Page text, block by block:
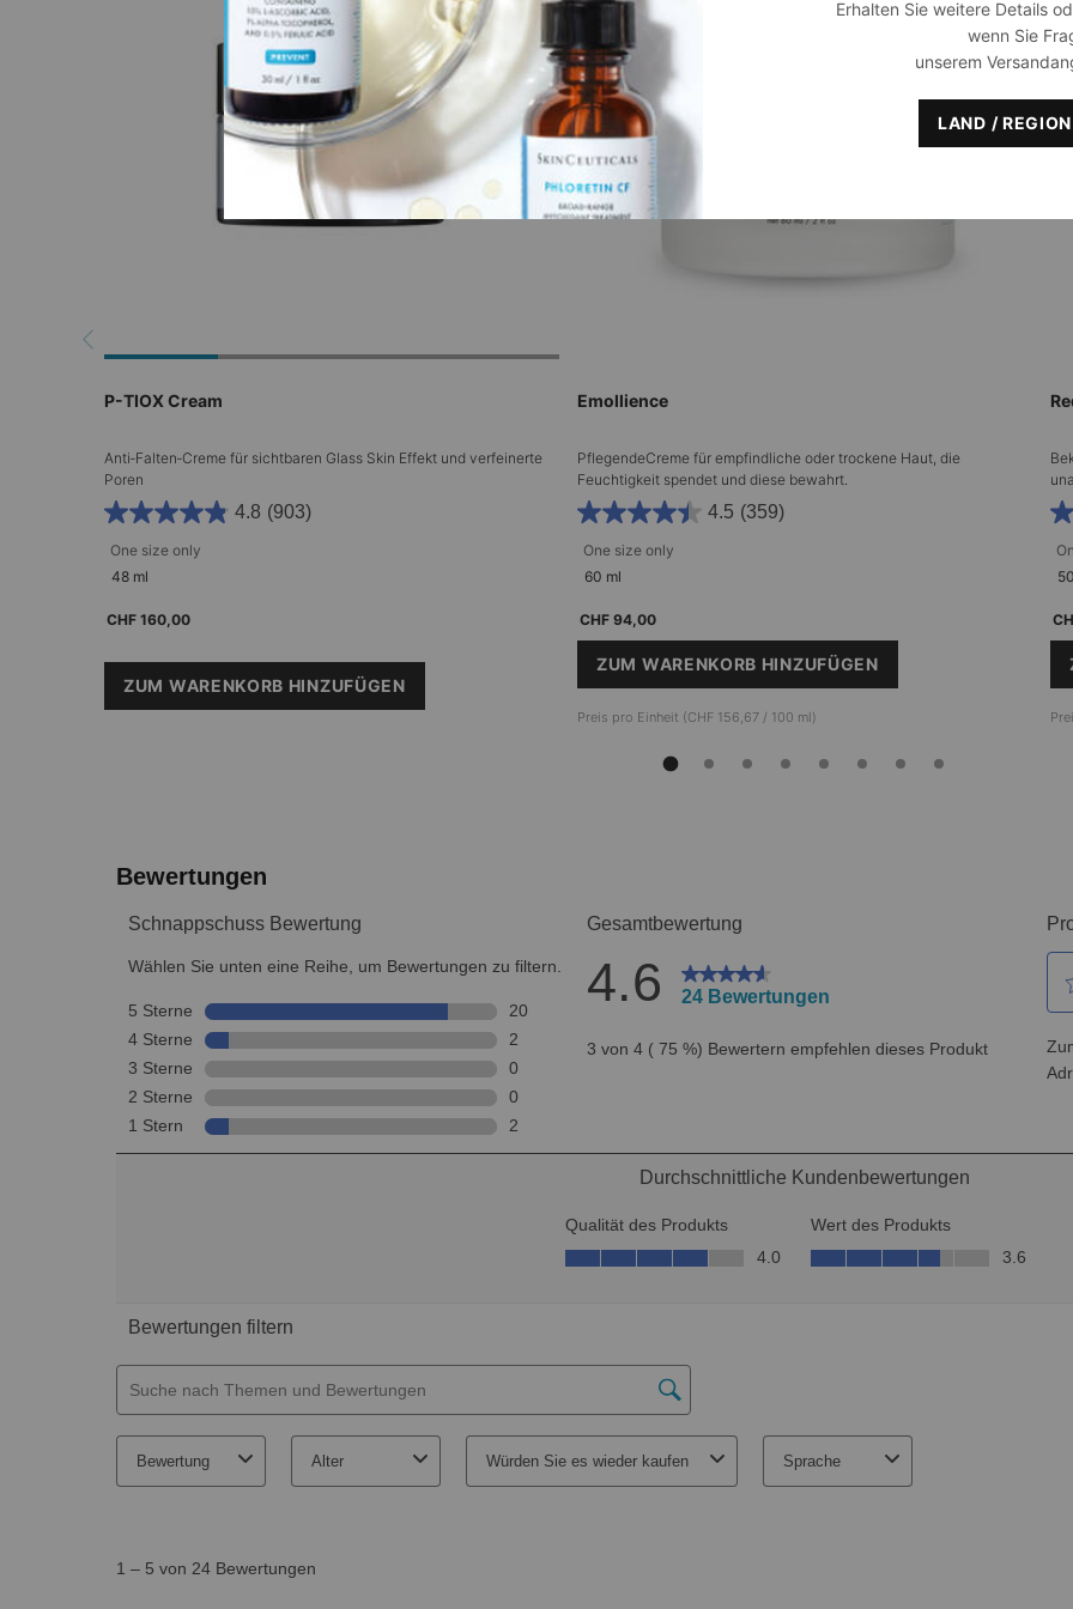
P-TIOX Cream
Anti‑Falten‑Creme für sichtbaren Glass Skin Effekt und verfeinerte
Poren
4.8 (903)
One size only
48 ml
CHF 160,00
ZUM WARENKORB HINZUFÜGEN
P-TIOX CREAM
Emollience
PflegendeCreme für empfindliche oder trockene Haut, die
Feuchtigkeit spendet und diese bewahrt.
4.5 (359)
One size only
60 ml
CHF 94,00
ZUM WARENKORB HINZUFÜGEN
EMOLLIENCE
Preis pro Einheit (CHF 156,67 / 100 ml)
Erhalten Sie weitere Details
wenn Sie
unserem
LAND /